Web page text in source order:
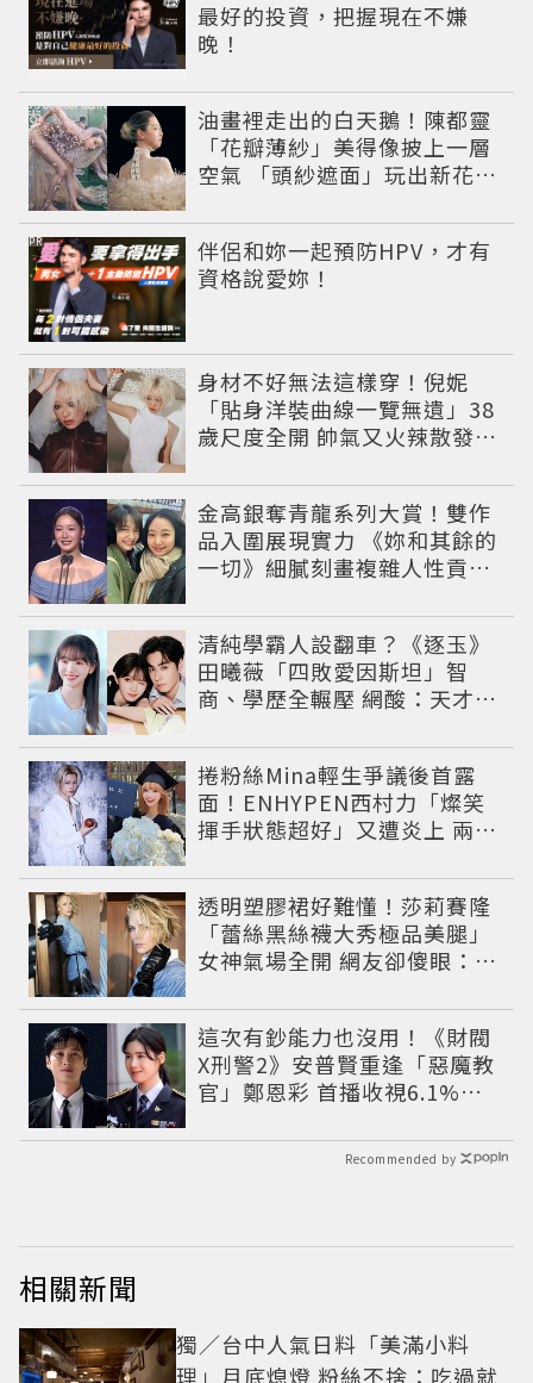
最好的投資，把握現在不嫌
晚！
油畫裡走出的白天鵝！陳都靈
「花瓣薄紗」美得像披上一層
空氣 「頭紗遮面」玩出新花樣
伴侶和妳一起預防HPV，才有
資格說愛妳！
PR
身材不好無法這樣穿！倪妮
「貼身洋裝曲線一覽無遺」38
歲尺度全開 帥氣又火辣散發獨
金高銀奪青龍系列大賞！雙作
品入圍展現實力 《妳和其餘的
一切》細膩刻畫複雜人性貢獻
清純學霸人設翻車？《逐玉》
田曦薇「四敗愛因斯坦」智
商、學歷全輾壓 網酸：天才全
捲粉絲Mina輕生爭議後首露
面！ENHYPEN西村力「燦笑
揮手狀態超好」又遭炎上 兩派
透明塑膠裙好難懂！莎莉賽隆
「蕾絲黑絲襪大秀極品美腿」
女神氣場全開 網友卻傻眼：造
這次有鈔能力也沒用！《財閥
X刑警2》安普賢重逢「惡魔教
官」鄭恩彩 首播收視6.1%超
Recommended by
相關新聞
獨／台中人氣日料「美滿小料
理」月底熄燈 粉絲不捨：吃過就